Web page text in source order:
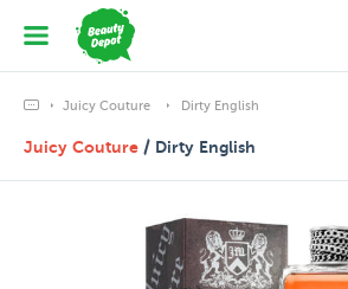
Juicy Couture Dirty English
Juicy Couture / Dirty English